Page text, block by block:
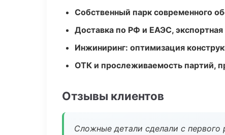
Собственный парк современного
Доставка по РФ и ЕАЭС, экспортная
Инжиниринг: оптимизация
ОТК и прослеживаемость партий,
Отзывы клиентов
Сложные детали сделали с